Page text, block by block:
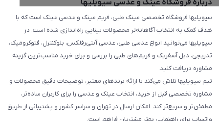
درباره فروشگاه عینک و عدسی سیویلیها
سیویلیها فروشگاه تخصصی عینک طبی، فریم عینک و عدسی عینک است که با
هدف کمک به انتخاب آگاهانه‌تر محصولات بینایی راه‌اندازی شده است. در
سیویلیها می‌توانید انواع عدسی طبی، عدسی آنتی‌رفلکس، بلوکنترل، فتوکرومیک،
تدریجی، دبل آسفریک و فریم‌های طبی را بررسی و برای خرید مناسب‌ترین گزینه
مشاوره دریافت کنید.
تیم سیویلیها تلاش می‌کند با ارائه برندهای معتبر، توضیحات دقیق محصولات و
مشاوره تخصصی قبل از خرید، انتخاب عینک و عدسی را برای کاربران ساده‌تر،
مطمئن‌تر و سریع‌تر کند. امکان ارسال در تهران و سراسر کشور و پشتیبانی از طریق
واتساپ برای راهنمایی بهتر مشتریان فراهم است.